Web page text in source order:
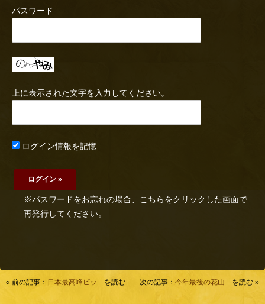
パスワード
上に表示された文字を入力してください。
ログイン情報を記憶
※パスワードをお忘れの場合、こちらをクリックした画面で
再発行してください。
« 前の記事： 日本最高峰ピッ... を読む 次の記事： 今年最後の花山... を読む »